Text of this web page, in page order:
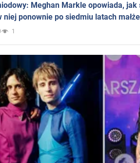
Meghan Markle opowiada, jak
niej ponownie po siedmiu latach
1